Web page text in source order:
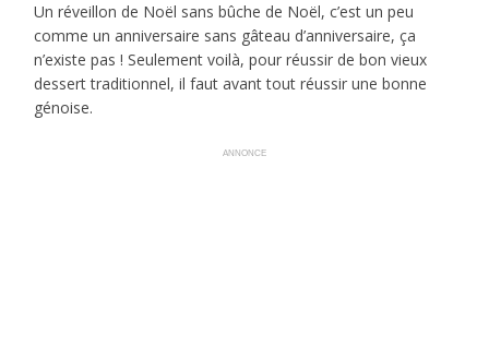
Un réveillon de Noël sans bûche de Noël, c’est un peu
comme un anniversaire sans gâteau d’anniversaire, ça
n’existe pas ! Seulement voilà, pour réussir de bon vieux
dessert traditionnel, il faut avant tout réussir une bonne
génoise.
ANNONCE